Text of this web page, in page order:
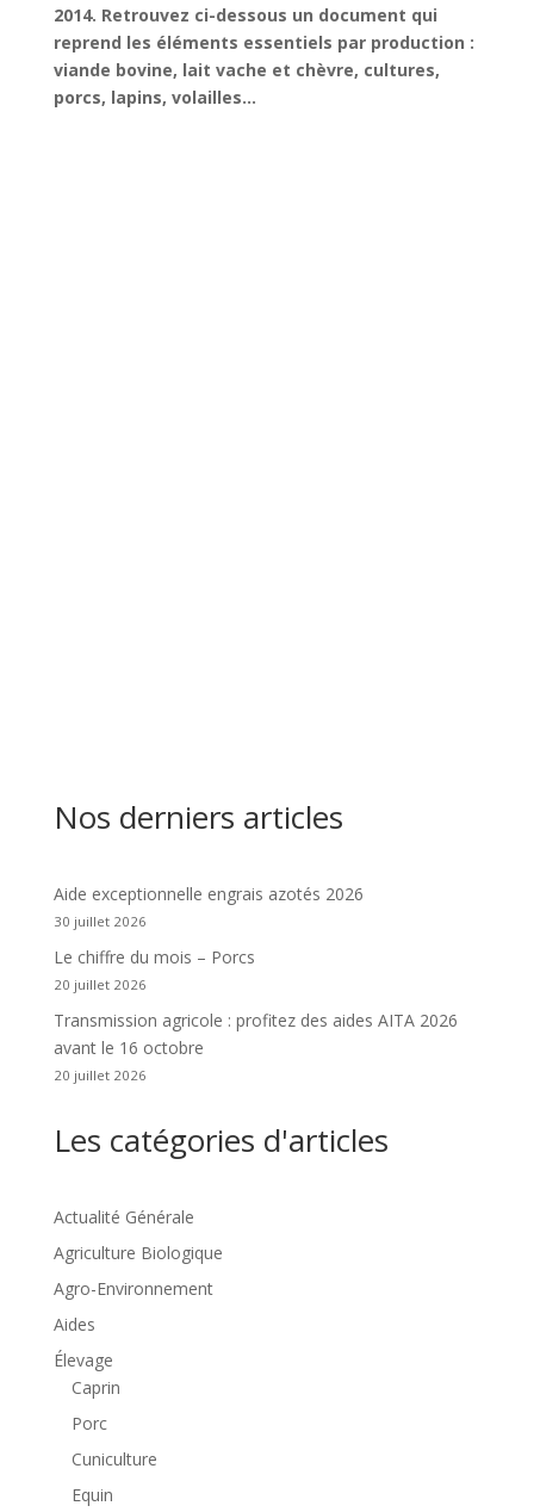
2014. Retrouvez ci-dessous un document qui
reprend les éléments essentiels par production :
viande bovine, lait vache et chèvre, cultures,
porcs, lapins, volailles…
Nos derniers articles
Aide exceptionnelle engrais azotés 2026
30 juillet 2026
Le chiffre du mois – Porcs
20 juillet 2026
Transmission agricole : profitez des aides AITA 2026
avant le 16 octobre
20 juillet 2026
Les catégories d'articles
Actualité Générale
Agriculture Biologique
Agro-Environnement
Aides
Élevage
Caprin
Porc
Cuniculture
Equin